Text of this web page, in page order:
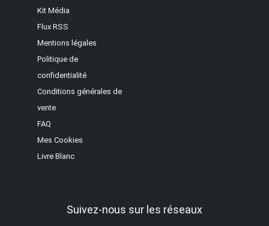
Kit Média
Flux RSS
Mentions légales
Politique de
confidentialité
Conditions générales de
vente
FAQ
Mes Cookies
Livre Blanc
Suivez-nous sur les réseaux